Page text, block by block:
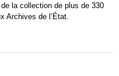
la collection de plus de 330
Archives de l’État.